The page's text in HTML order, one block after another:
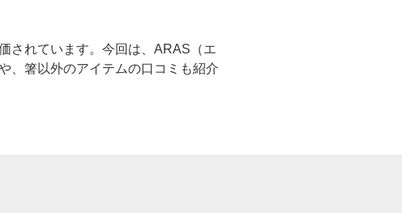
されています。今回は、ARAS（エ
、箸以外のアイテムの口コミも紹介